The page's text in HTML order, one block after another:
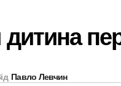
Павло Левчин